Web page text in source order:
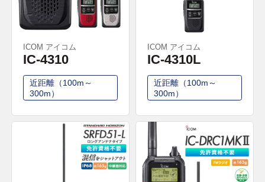
ICOM アイコム
IC-4310
近距離（100m～
300m）
ICOM アイコム
IC-4310L
近距離（100m～
300m）